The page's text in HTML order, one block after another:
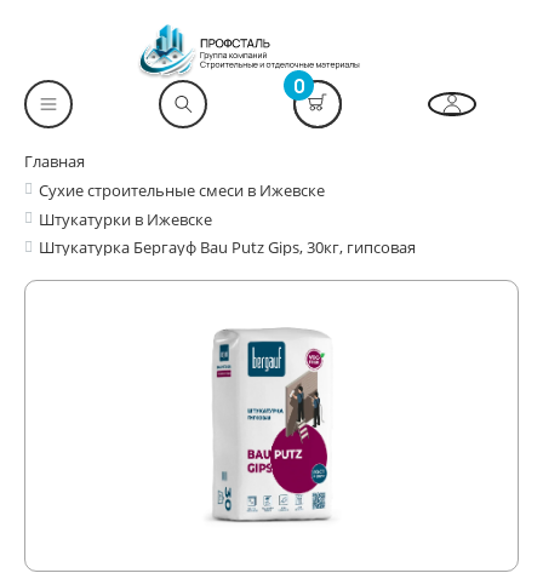
0
Главная
Сухие строительные смеси в Ижевске
Штукатурки в Ижевске
Штукатурка Бергауф Bau Putz Gips, 30кг, гипсовая